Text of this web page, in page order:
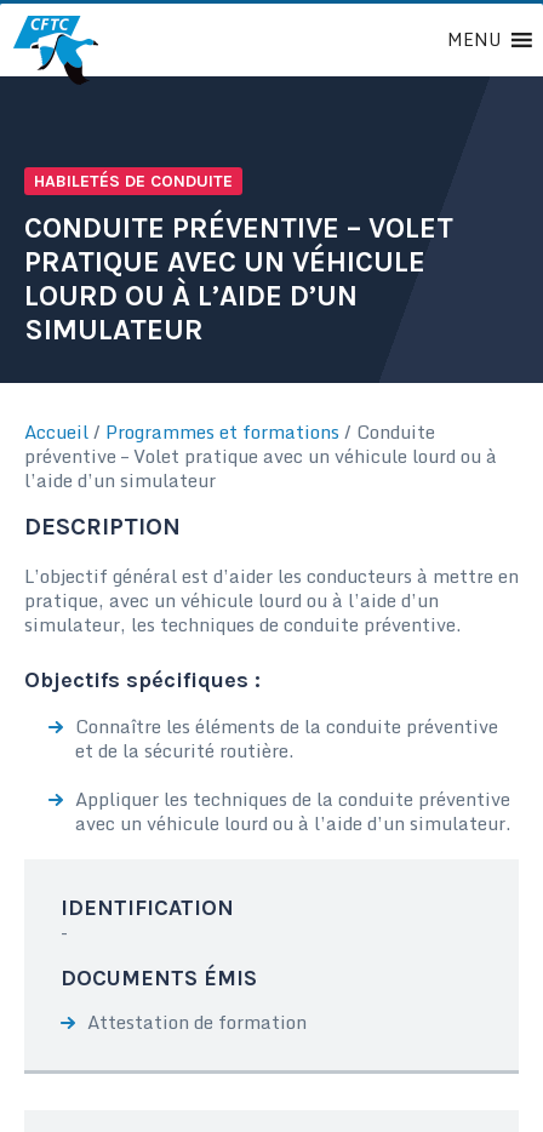
Passer
au
contenu
MENU
HABILETÉS DE CONDUITE
CONDUITE PRÉVENTIVE – VOLET
PRATIQUE AVEC UN VÉHICULE
LOURD OU À L’AIDE D’UN
SIMULATEUR
Accueil/ Programmes et formations / Conduite
préventive – Volet pratique avec un véhicule lourd ou à
l’aide d’un simulateur
DESCRIPTION
L’objectif général est d’aider les conducteurs à mettre en
pratique, avec un véhicule lourd ou à l’aide d’un
simulateur, les techniques de conduite préventive.
Objectifs spécifiques :
Connaître les éléments de la conduite préventive
et de la sécurité routière.
Appliquer les techniques de la conduite préventive
avec un véhicule lourd ou à l’aide d’un simulateur.
IDENTIFICATION
-
DOCUMENTS ÉMIS
Attestation de formation